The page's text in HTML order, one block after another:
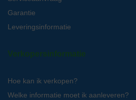
Garantie
Leveringsinformatie
Verkopersinformatie
Hoe kan ik verkopen?
Welke informatie moet ik aanleveren?